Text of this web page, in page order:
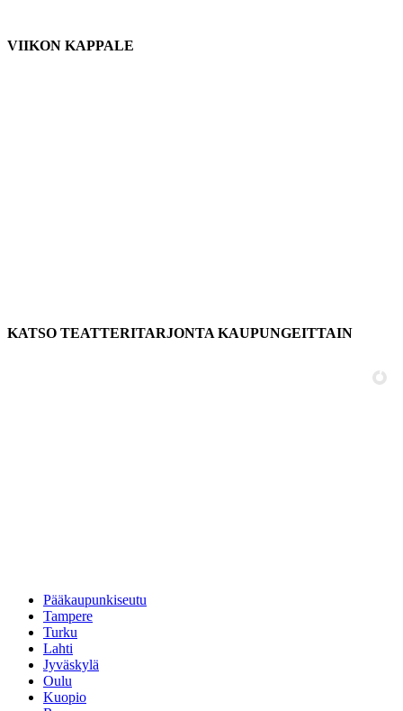
VIIKON KAPPALE
KATSO TEATTERITARJONTA KAUPUNGEITTAIN
Pääkaupunkiseutu
Tampere
Turku
Lahti
Jyväskylä
Oulu
Kuopio